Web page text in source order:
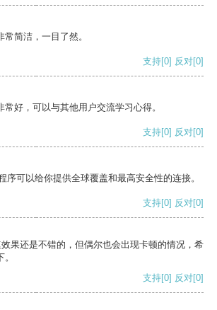
简洁，一目了然。
支持[0] 反对[0]
好，可以与其他用户交流学习心得。
支持[0] 反对[0]
序可以给你提供全球覆盖和最高安全性的连接。
支持[0] 反对[0]
果还是不错的，但偶尔也会出现卡顿的情况，希
支持[0] 反对[0]